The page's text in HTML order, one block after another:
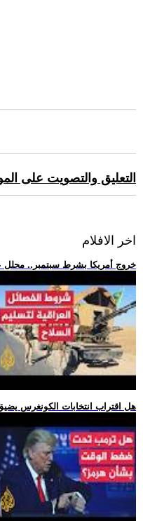
التعليق والتصويت على
اخر الافلام
.. خروج أمريكا بشرط سبتمبر..
.. هل اقتراب انتخابات الكونغرس